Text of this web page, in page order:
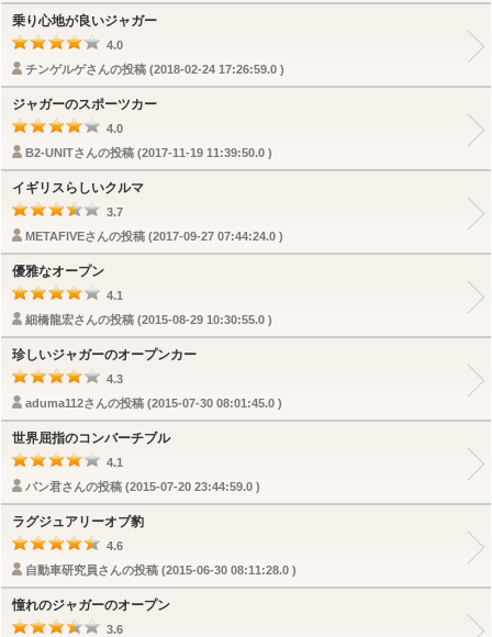
乗り心地が良いジャガー
4.0
チンゲルゲさんの投稿 (2018-02-24 17:26:59.0 )
ジャガーのスポーツカー
4.0
B2-UNITさんの投稿 (2017-11-19 11:39:50.0 )
イギリスらしいクルマ
3.7
METAFIVEさんの投稿 (2017-09-27 07:44:24.0 )
優雅なオープン
4.1
細橋龍宏さんの投稿 (2015-08-29 10:30:55.0 )
珍しいジャガーのオープンカー
4.3
aduma112さんの投稿 (2015-07-30 08:01:45.0 )
世界屈指のコンバーチブル
4.1
パン君さんの投稿 (2015-07-20 23:44:59.0 )
ラグジュアリーオブ豹
4.6
自動車研究員さんの投稿 (2015-06-30 08:11:28.0 )
憧れのジャガーのオープン
3.6